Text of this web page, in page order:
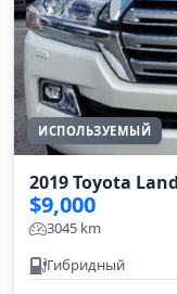
ИСПОЛЬЗУЕМЫЙ
2019 Toyota
$9,000
3045 km
Гибридный